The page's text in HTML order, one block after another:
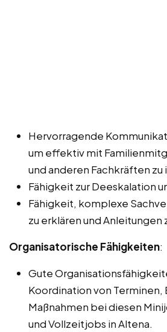
Hervorragende
um effektiv mit
und anderen Fachkräften
Fähigkeit zur Deeskalation
Fähigkeit, komplexe
zu erklären und Anleitungen
Organisatorische Fähigkeiten:
Gute
Koordination von Terminen,
Maßnahmen bei diesen
und Vollzeitjobs in Altena.